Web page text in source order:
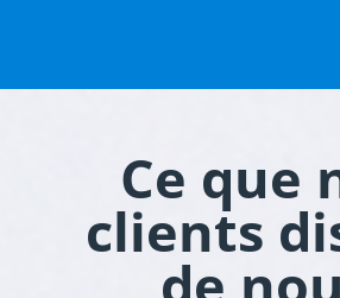
Ce que
clients